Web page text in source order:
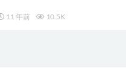
11 年前 10.5K